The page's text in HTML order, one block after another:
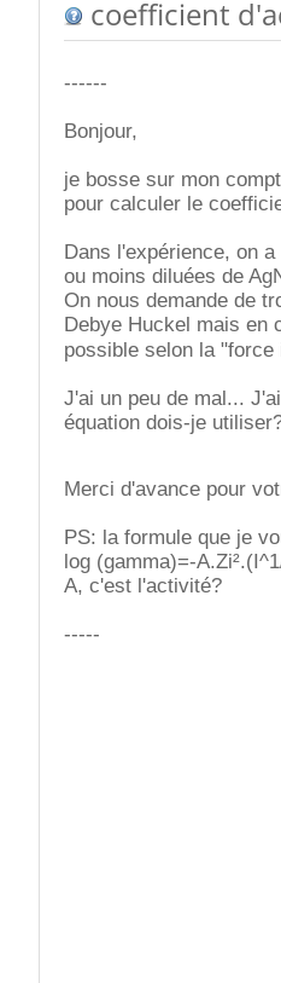
coefficient
------
Bonjour,
je bosse sur mon
pour calculer le
Dans l'expérience, on
ou moins diluées de
On nous demande de
Debye Huckel mais en
possible selon la "force
J'ai un peu de mal...
équation dois-je
Merci d'avance pour
PS: la formule que je
log (gamma)=-
A, c'est l'activité?
-----